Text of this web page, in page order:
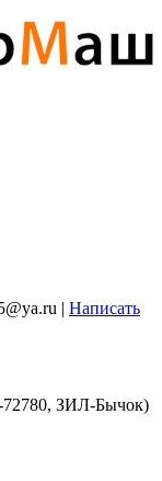
| Написать
72780, ЗИЛ-Бычок)